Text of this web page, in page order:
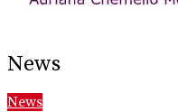
News
News